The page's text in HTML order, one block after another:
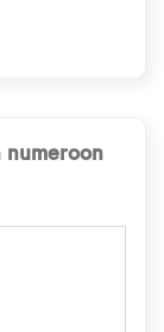
numeroon